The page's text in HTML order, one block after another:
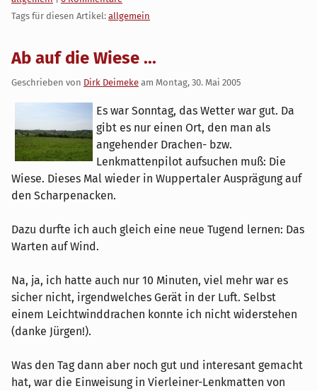
Tags für diesen Artikel: allgemein
Ab auf die Wiese ...
Geschrieben von Dirk Deimeke am Montag, 30. Mai 2005
Es war Sonntag, das Wetter war gut. Da
gibt es nur einen Ort, den man als
angehender Drachen- bzw.
Lenkmattenpilot aufsuchen muß: Die
Wiese. Dieses Mal wieder in Wuppertaler Ausprägung auf
den Scharpenacken.
Dazu durfte ich auch gleich eine neue Tugend lernen: Das
Warten auf Wind.
Na, ja, ich hatte auch nur 10 Minuten, viel mehr war es
sicher nicht, irgendwelches Gerät in der Luft. Selbst
einem Leichtwinddrachen konnte ich nicht widerstehen
(danke Jürgen!).
Was den Tag dann aber noch gut und interesant gemacht
hat, war die Einweisung in Vierleiner-Lenkmatten von